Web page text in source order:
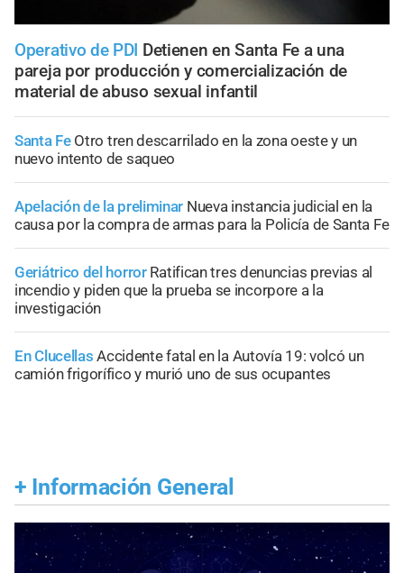
Operativo de PDI Detienen en Santa Fe a una
pareja por producción y comercialización de
material de abuso sexual infantil
Santa Fe Otro tren descarrilado en la zona oeste y un
nuevo intento de saqueo
Apelación de la preliminar Nueva instancia judicial en la
causa por la compra de armas para la Policía de Santa Fe
Geriátrico del horror Ratifican tres denuncias previas al
incendio y piden que la prueba se incorpore a la
investigación
En Clucellas Accidente fatal en la Autovía 19: volcó un
camión frigorífico y murió uno de sus ocupantes
+ Información General